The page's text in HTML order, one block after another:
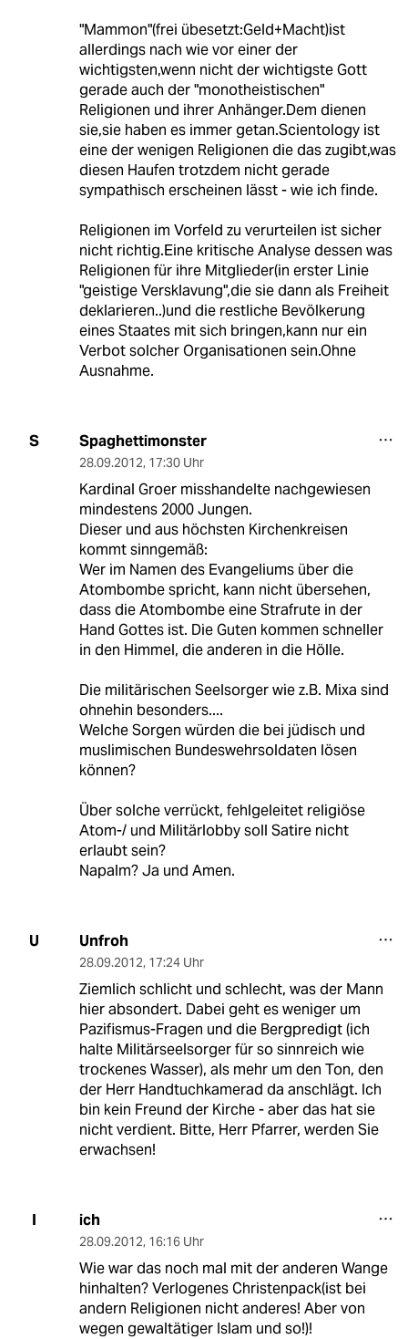
"Mammon"(frei übesetzt:Geld+Macht)ist
allerdings nach wie vor einer der
wichtigsten,wenn nicht der wichtigste Gott
gerade auch der "monotheistischen"
Religionen und ihrer Anhänger.Dem dienen
sie,sie haben es immer getan.Scientology ist
eine der wenigen Religionen die das zugibt,was
diesen Haufen trotzdem nicht gerade
sympathisch erscheinen lässt - wie ich finde.
Religionen im Vorfeld zu verurteilen ist sicher
nicht richtig.Eine kritische Analyse dessen was
Religionen für ihre Mitglieder(in erster Linie
"geistige Versklavung",die sie dann als Freiheit
deklarieren..)und die restliche Bevölkerung
eines Staates mit sich bringen,kann nur ein
Verbot solcher Organisationen sein.Ohne
Ausnahme.
S Spaghettimonster
28.09.2012, 17:30 Uhr
Kardinal Groer misshandelte nachgewiesen
mindestens 2000 Jungen.
Dieser und aus höchsten Kirchenkreisen
kommt sinngemäß:
Wer im Namen des Evangeliums über die
Atombombe spricht, kann nicht übersehen,
dass die Atombombe eine Strafrute in der
Hand Gottes ist. Die Guten kommen schneller
in den Himmel, die anderen in die Hölle.
Die militärischen Seelsorger wie z.B. Mixa sind
ohnehin besonders....
Welche Sorgen würden die bei jüdisch und
muslimischen Bundeswehrsoldaten lösen
können?
Über solche verrückt, fehlgeleitet religiöse
Atom-/ und Militärlobby soll Satire nicht
erlaubt sein?
Napalm? Ja und Amen.
U Unfroh
28.09.2012, 17:24 Uhr
Ziemlich schlicht und schlecht, was der Mann
hier absondert. Dabei geht es weniger um
Pazifismus-Fragen und die Bergpredigt (ich
halte Militärseelsorger für so sinnreich wie
trockenes Wasser), als mehr um den Ton, den
der Herr Handtuchkamerad da anschlägt. Ich
bin kein Freund der Kirche - aber das hat sie
nicht verdient. Bitte, Herr Pfarrer, werden Sie
erwachsen!
I ich
28.09.2012, 16:16 Uhr
Wie war das noch mal mit der anderen Wange
hinhalten? Verlogenes Christenpack(ist bei
andern Religionen nicht anderes! Aber von
wegen gewaltätiger Islam und so!)!